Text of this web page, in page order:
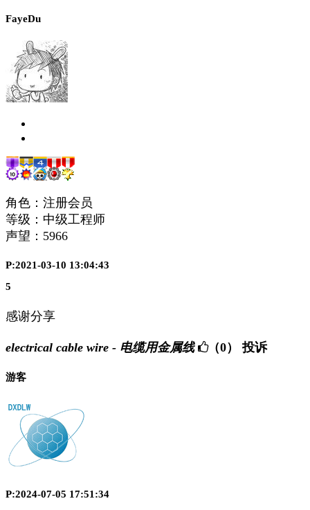
FayeDu
角色：注册会员
等级：中级工程师
声望： 5966
P:2021-03-10 13:04:43
5
感谢分享
electrical cable wire - 电缆用金属线 （0） 投诉
游客
P:2024-07-05 17:51:34